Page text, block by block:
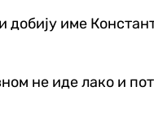
добију име
не иде лако и